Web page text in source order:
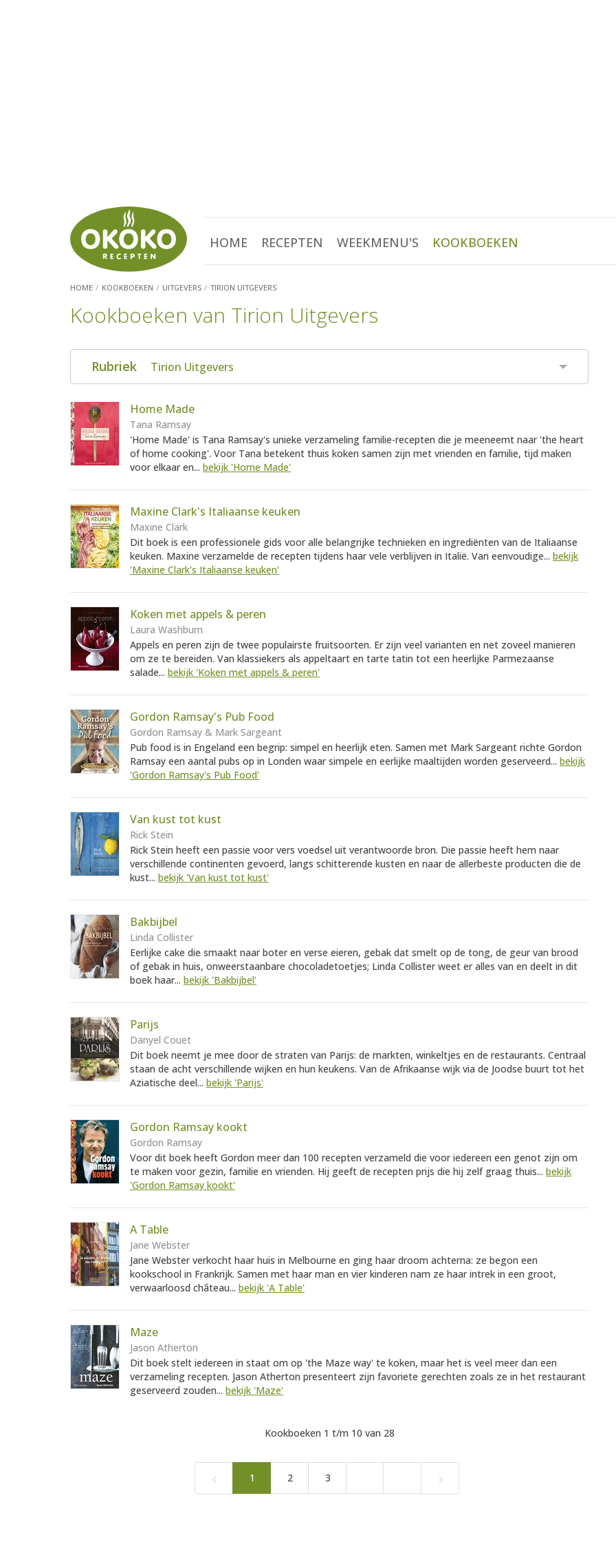
HOME RECEPTEN WEEKMENU'S KOOKBOEKEN
HOME KOOKBOEKEN UITGEVERS TIRION UITGEVERS
Kookboeken van Tirion Uitgevers
Rubriek Tirion Uitgevers
Home Made
Tana Ramsay
'Home Made' is Tana Ramsay's unieke verzameling familie-recepten die je meeneemt naar 'the heart
of home cooking'. Voor Tana betekent thuis koken samen zijn met vrienden en familie, tijd maken
voor elkaar en... bekijk 'Home Made'
Maxine Clark's Italiaanse keuken
Maxine Clark
Dit boek is een professionele gids voor alle belangrijke technieken en ingrediënten van de Italiaanse
keuken. Maxine verzamelde de recepten tijdens haar vele verblijven in Italië. Van eenvoudige... bekijk
'Maxine Clark's Italiaanse keuken'
Koken met appels & peren
Laura Washburn
Appels en peren zijn de twee populairste fruitsoorten. Er zijn veel varianten en net zoveel manieren
om ze te bereiden. Van klassiekers als appeltaart en tarte tatin tot een heerlijke Parmezaanse
salade... bekijk 'Koken met appels & peren'
Gordon Ramsay's Pub Food
Gordon Ramsay & Mark Sargeant
Pub food is in Engeland een begrip: simpel en heerlijk eten. Samen met Mark Sargeant richte Gordon
Ramsay een aantal pubs op in Londen waar simpele en eerlijke maaltijden worden geserveerd... bekijk
'Gordon Ramsay's Pub Food'
Van kust tot kust
Rick Stein
Rick Stein heeft een passie voor vers voedsel uit verantwoorde bron. Die passie heeft hem naar
verschillende continenten gevoerd, langs schitterende kusten en naar de allerbeste producten die de
kust... bekijk 'Van kust tot kust'
Bakbijbel
Linda Collister
Eerlijke cake die smaakt naar boter en verse eieren, gebak dat smelt op de tong, de geur van brood
of gebak in huis, onweerstaanbare chocoladetoetjes; Linda Collister weet er alles van en deelt in dit
boek haar... bekijk 'Bakbijbel'
Parijs
Danyel Couet
Dit boek neemt je mee door de straten van Parijs: de markten, winkeltjes en de restaurants. Centraal
staan de acht verschillende wijken en hun keukens. Van de Afrikaanse wijk via de Joodse buurt tot het
Aziatische deel... bekijk 'Parijs'
Gordon Ramsay kookt
Gordon Ramsay
Voor dit boek heeft Gordon meer dan 100 recepten verzameld die voor iedereen een genot zijn om
te maken voor gezin, familie en vrienden. Hij geeft de recepten prijs die hij zelf graag thuis... bekijk
'Gordon Ramsay kookt'
A Table
Jane Webster
Jane Webster verkocht haar huis in Melbourne en ging haar droom achterna: ze begon een
kookschool in Frankrijk. Samen met haar man en vier kinderen nam ze haar intrek in een groot,
verwaarloosd château... bekijk 'A Table'
Maze
Jason Atherton
Dit boek stelt iedereen in staat om op 'the Maze way' te koken, maar het is veel meer dan een
verzameling recepten. Jason Atherton presenteert zijn favoriete gerechten zoals ze in het restaurant
geserveerd zouden... bekijk 'Maze'
Kookboeken 1 t/m 10 van 28
‹ 1 2 3 ›